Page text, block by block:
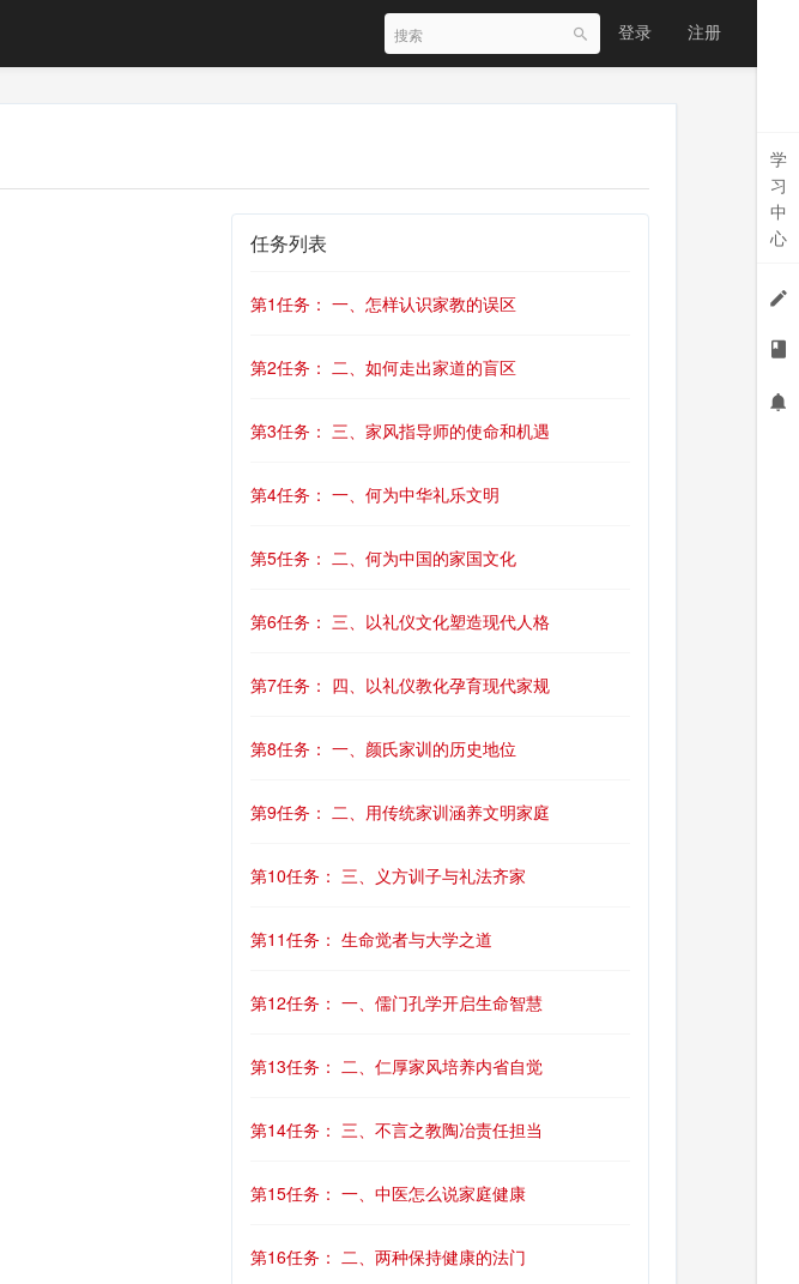
登录 注册
任务列表
第1任务： 一、怎样认识家教的误区
第2任务： 二、如何走出家道的盲区
第3任务： 三、家风指导师的使命和机遇
第4任务： 一、何为中华礼乐文明
第5任务： 二、何为中国的家国文化
第6任务： 三、以礼仪文化塑造现代人格
第7任务： 四、以礼仪教化孕育现代家规
第8任务： 一、颜氏家训的历史地位
第9任务： 二、用传统家训涵养文明家庭
第10任务： 三、义方训子与礼法齐家
第11任务： 生命觉者与大学之道
第12任务： 一、儒门孔学开启生命智慧
第13任务： 二、仁厚家风培养内省自觉
第14任务： 三、不言之教陶冶责任担当
第15任务： 一、中医怎么说家庭健康
第16任务： 二、两种保持健康的法门
学
习
中
心